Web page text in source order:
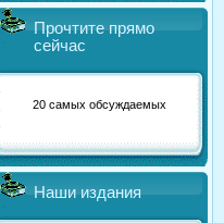
Прочтите прямо
сейчас
20 самых обсуждаемых
Наши издания